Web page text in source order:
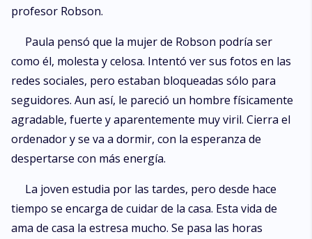
profesor Robson.
Paula pensó que la mujer de Robson podría ser
como él, molesta y celosa. Intentó ver sus fotos en las
redes sociales, pero estaban bloqueadas sólo para
seguidores. Aun así, le pareció un hombre físicamente
agradable, fuerte y aparentemente muy viril. Cierra el
ordenador y se va a dormir, con la esperanza de
despertarse con más energía.
La joven estudia por las tardes, pero desde hace
tiempo se encarga de cuidar de la casa. Esta vida de
ama de casa la estresa mucho. Se pasa las horas